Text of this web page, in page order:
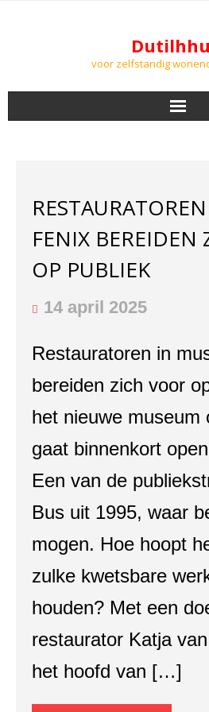
voor zelfstandig
DOWNLOADS
PODCASTS
AGENDA
FENIX BEREIDEN
OP PUBLIEK
14 april 2025
Restauratoren in
bereiden zich voor
het nieuwe museum
gaat binnenkort
Een van de
Bus uit 1995, waar
mogen. Hoe hoopt
zulke kwetsbare
houden? Met een
restaurator Katja
het hoofd van […]